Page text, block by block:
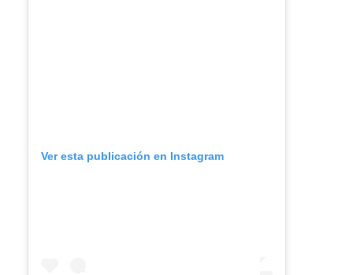
Ver esta publicación en Instagram